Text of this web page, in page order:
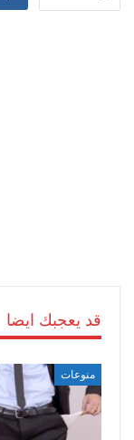
قد يعجبك ايضا
منوعات